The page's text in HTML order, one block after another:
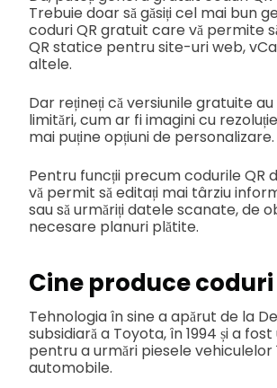
Trebuie doar să găsiți cel mai bun
coduri QR gratuit care vă permite
QR statice pentru site-uri web,
altele.
Dar rețineți că versiunile gratuite
limitări, cum ar fi imagini cu
mai puține opțiuni de personalizare.
Pentru funcții precum codurile QR
vă permit să editați mai târziu
sau să urmăriți datele scanate, de
necesare planuri plătite.
Cine produce coduri
Tehnologia în sine a apărut de la
subsidiară a Toyota, în 1994 și a
pentru a urmări piesele
automobile.